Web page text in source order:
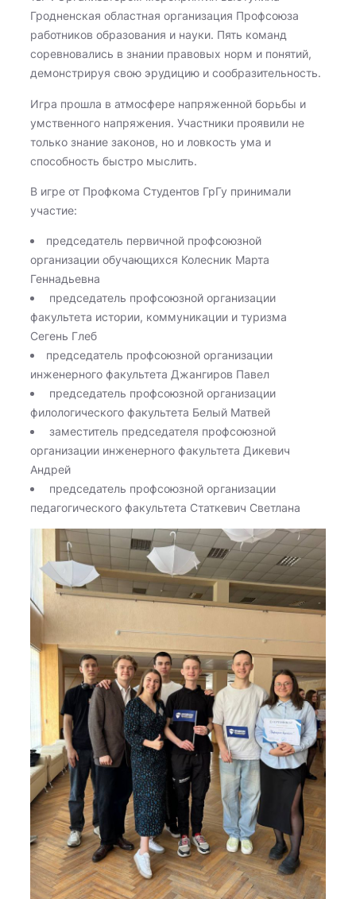
Гродненская областная организация Профсоюза
работников образования и науки. Пять команд
соревновались в знании правовых норм и понятий,
демонстрируя свою эрудицию и сообразительность.
Игра прошла в атмосфере напряженной борьбы и
умственного напряжения. Участники проявили не
только знание законов, но и ловкость ума и
способность быстро мыслить.
В игре от Профкома Студентов ГрГу принимали
участие:
председатель первичной профсоюзной
организации обучающихся Колесник Марта
Геннадьевна
председатель профсоюзной организации
факультета истории, коммуникации и туризма
Сегень Глеб
председатель профсоюзной организации
инженерного факультета Джангиров Павел
председатель профсоюзной организации
филологического факультета Белый Матвей
заместитель председателя профсоюзной
организации инженерного факультета Дикевич
Андрей
председатель профсоюзной организации
педагогического факультета Статкевич Светлана